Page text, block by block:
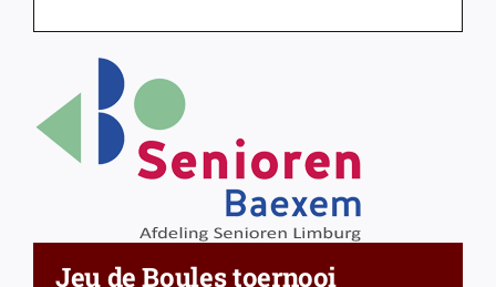
Verenigingen
Organisaties
Jeu de Boules toernooi